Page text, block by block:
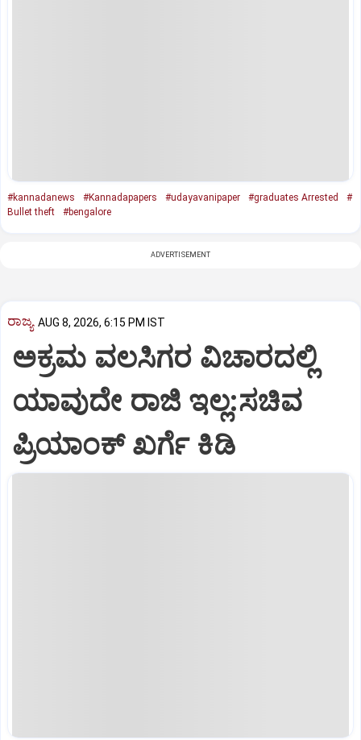
#kannadanews #Kannadapapers #udayavanipaper #graduates Arrested
#
Bullet theft
#bengalore
ADVERTISEMENT
ರಾಜ್ಯ AUG 8, 2026, 6:15 PM IST
ಅಕ್ರಮ ವಲಸಿಗರ ವಿಚಾರದಲ್ಲಿ
ಯಾವುದೇ ರಾಜಿ ಇಲ್ಲ:ಸಚಿವ
ಪ್ರಿಯಾಂಕ್ ಖರ್ಗೆ ಕಿಡಿ